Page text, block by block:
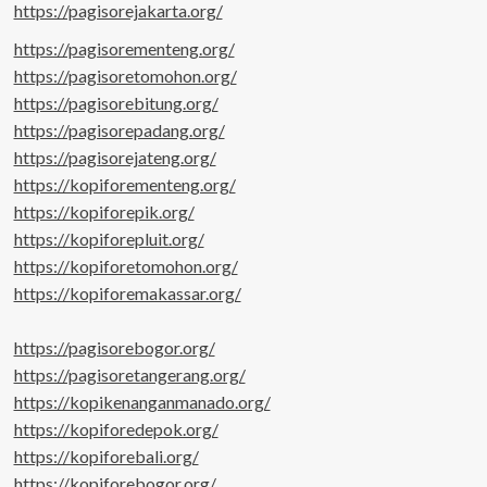
https://pagisorejakarta.org/
https://pagisorementeng.org/
https://pagisoretomohon.org/
https://pagisorebitung.org/
https://pagisorepadang.org/
https://pagisorejateng.org/
https://kopiforementeng.org/
https://kopiforepik.org/
https://kopiforepluit.org/
https://kopiforetomohon.org/
https://kopiforemakassar.org/
https://pagisorebogor.org/
https://pagisoretangerang.org/
https://kopikenanganmanado.org/
https://kopiforedepok.org/
https://kopiforebali.org/